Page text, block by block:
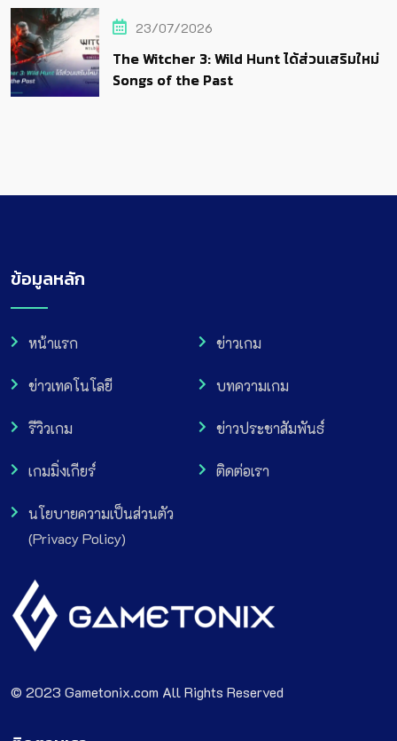
23/07/2026
The Witcher 3: Wild Hunt ได้ส่วนเสริมใหม่
Songs of the Past
ข้อมูลหลัก
หน้าแรก ข่าวเกม
ข่าวเทคโนโลยี บทความเกม
รีวิวเกม ข่าวประชาสัมพันธ์
เกมมิ่งเกียร์ ติดต่อเรา
นโยบายความเป็นส่วนตัว
(Privacy Policy)
© 2023 Gametonix.com All Rights Reserved